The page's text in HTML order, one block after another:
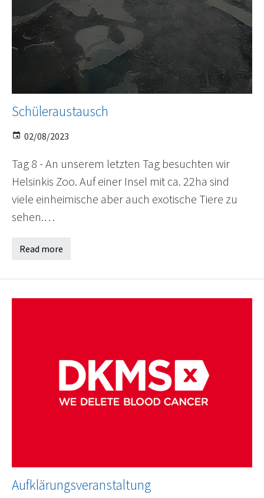
Schüleraustausch
02/08/2023
Tag 8 - An unserem letzten Tag besuchten wir
Helsinkis Zoo. Auf einer Insel mit ca. 22ha sind
viele einheimische aber auch exotische Tiere zu
sehen.…
Read more
Aufklärungsveranstaltung